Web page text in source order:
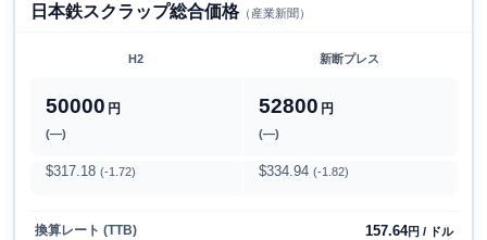
日本鉄スクラップ総合価格（産業新聞）
H2 新断プレス
50000 円
(―)
52800 円
(―)
$317.18 (-1.72) $334.94 (-1.82)
換算レート (TTB) 157.64円 / ドル